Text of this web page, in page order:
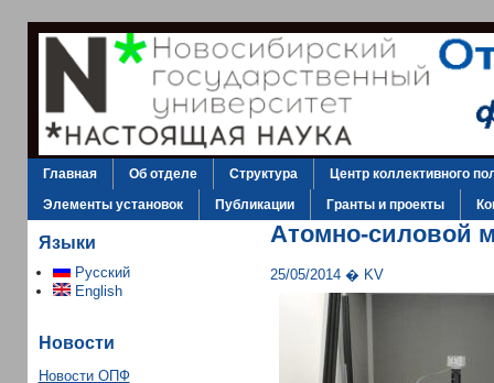
Главная Об отделе Структура
Центр коллективного
Элементы установок
Публикации Гранты и проекты
Языки
Русский
English
Новости
Новости ОПФ
Атомно-силовой
25/05/2014 � KV